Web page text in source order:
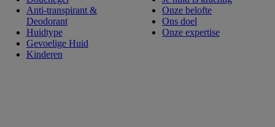
Anti-transpirant &
Deodorant
Huidtype
Gevoelige Huid
Kinderen
Onze belofte
Ons doel
Onze expertise